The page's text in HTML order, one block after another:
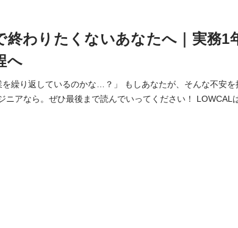
終わりたくないあなたへ｜実務1
へ
を繰り返しているのかな…？」 もしあなたが、そんな不安
ぜひ最後まで読んでいってください！ LOWCALは、大手企業との直
最短ルートで挑戦できる環境を整えています。 ■ なぜ、LOWCALなら